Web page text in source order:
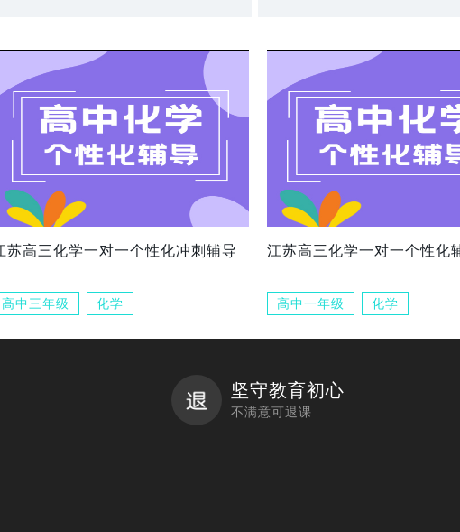
苏高三化学一对一个性化冲刺辅导
高中三年级 化学
江苏高三化学一对一个性化
高中一年级 化学
坚守教育初心
不满意可退课